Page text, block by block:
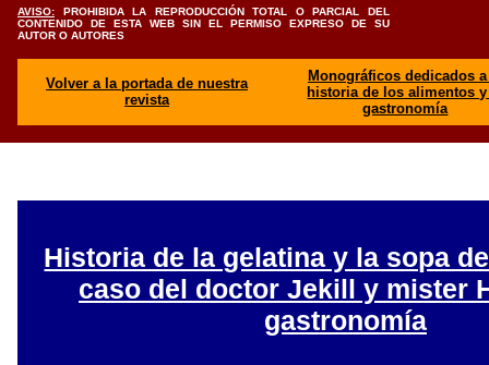
AVISO: PROHIBIDA LA REPRODUCCIÓN TOTAL O PARCIAL DEL
CONTENIDO DE ESTA WEB SIN EL PERMISO EXPRESO DE SU
AUTOR O AUTORES
Volver a la portada de nuestra
revista
Monográficos dedicados
historia de los alimentos
gastronomía
Historia de la gelatina y la sopa
caso del doctor Jekill y mister
gastronomía